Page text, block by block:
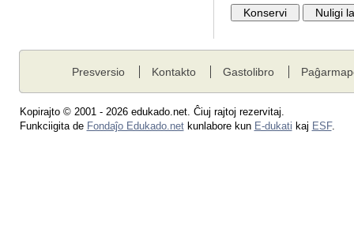
Presversio Kontakto Gastolibro
Kopirajto © 2001 - 2026 edukado.net. Ĉiuj rajtoj rezervitaj.
Funkciigita de Fondaĵo Edukado.netkunlabore kun E-dukati kaj ESF.